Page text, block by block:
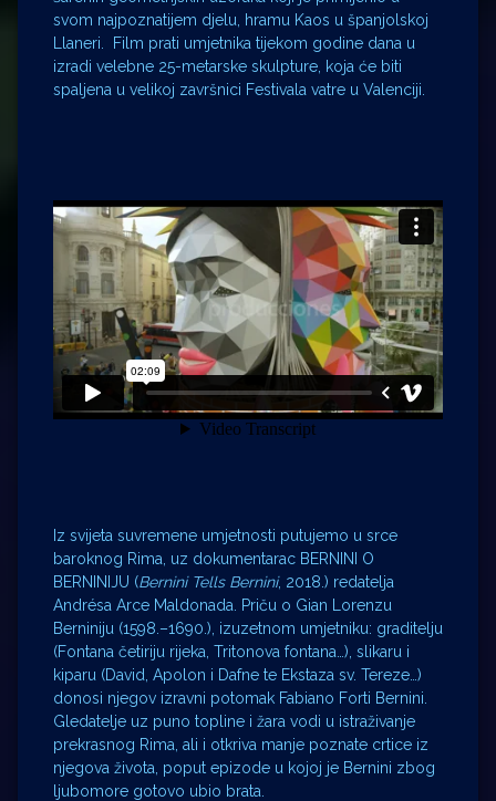
svom najpoznatijem djelu, hramu Kaos u španjolskoj
Llaneri. Film prati umjetnika tijekom godine dana u
izradi velebne 25-metarske skulpture, koja će biti
spaljena u velikoj završnici Festivala vatre u Valenciji.
Iz svijeta suvremene umjetnosti putujemo u srce
baroknog Rima, uz dokumentarac BERNINI O
BERNINIJU (Bernini Tells Bernini, 2018.) redatelja
Andrésa Arce Maldonada. Priču o Gian Lorenzu
Berniniju (1598.–1690.), izuzetnom umjetniku: graditelju
(Fontana četiriju rijeka, Tritonova fontana…), slikaru i
kiparu (David, Apolon i Dafne te Ekstaza sv. Tereze…)
donosi njegov izravni potomak Fabiano Forti Bernini.
Gledatelje uz puno topline i žara vodi u istraživanje
prekrasnog Rima, ali i otkriva manje poznate crtice iz
njegova života, poput epizode u kojoj je Bernini zbog
ljubomore gotovo ubio brata.